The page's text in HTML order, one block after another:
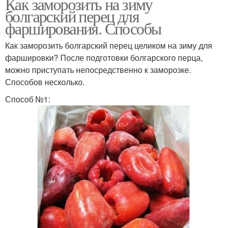
болгарский перец для
фарширования. Способы
Как заморозить болгарский перец целиком на зиму для
фаршировки? После подготовки болгарского перца,
можно приступать непосредственно к заморозке.
Способов несколько.
Способ №1: